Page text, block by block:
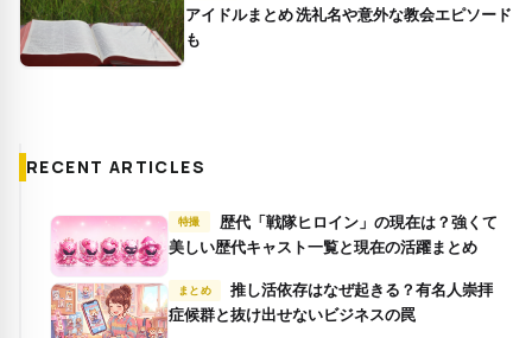
アイドルまとめ 洗礼名や意外な教会エピソード
も
RECENT ARTICLES
特撮
美しい歴代キャスト一覧と現在の活躍まとめ
まとめ
推し活依存はなぜ起きる？有名人崇拝
症候群と抜け出せないビジネスの罠